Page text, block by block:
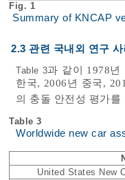
Fig. 1
Summary of KNCAP
2.3 관련 국내외 연구 사
Table 3과 같이 1978년
한국, 2006년 중국,
의 충돌 안전성 평가를
Table 3
Worldwide new car
United States New